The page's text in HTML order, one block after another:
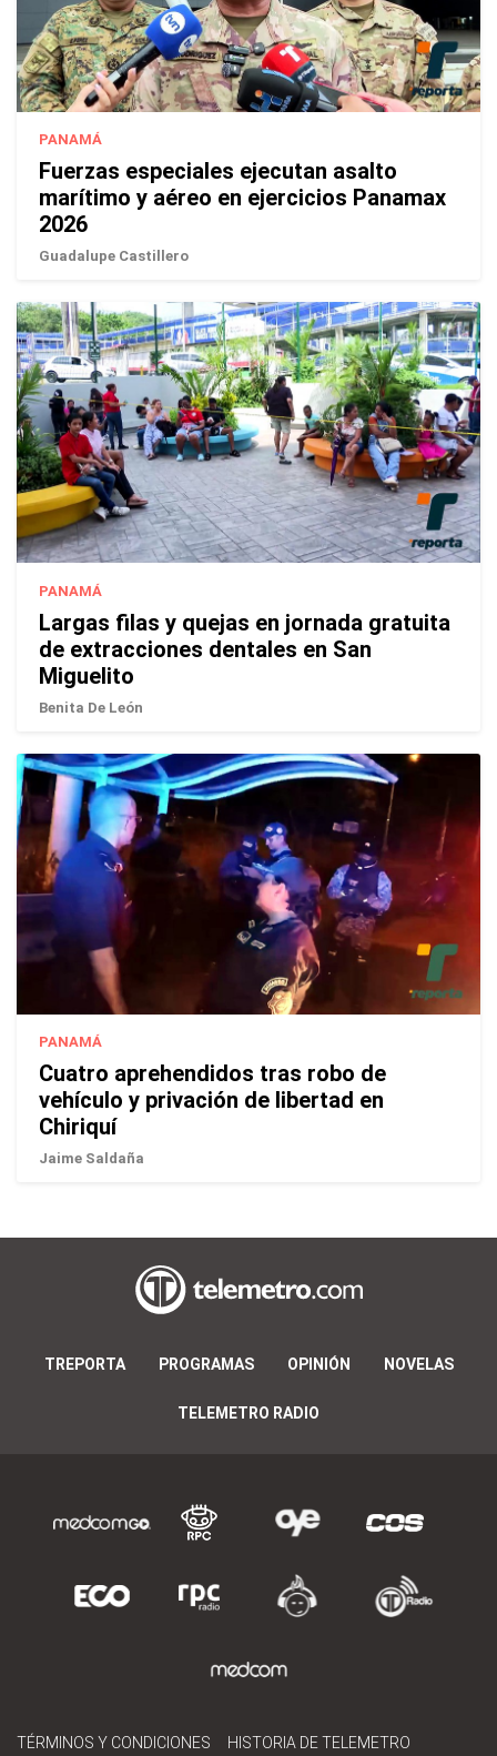
PANAMÁ
Fuerzas especiales ejecutan asalto
marítimo y aéreo en ejercicios Panamax
2026
Guadalupe Castillero
PANAMÁ
Largas filas y quejas en jornada gratuita
de extracciones dentales en San
Miguelito
Benita De León
PANAMÁ
Cuatro aprehendidos tras robo de
vehículo y privación de libertad en
Chiriquí
Jaime Saldaña
TREPORTA PROGRAMAS OPINIÓN NOVELAS
TELEMETRO RADIO
TÉRMINOS Y CONDICIONES HISTORIA DE TELEMETRO